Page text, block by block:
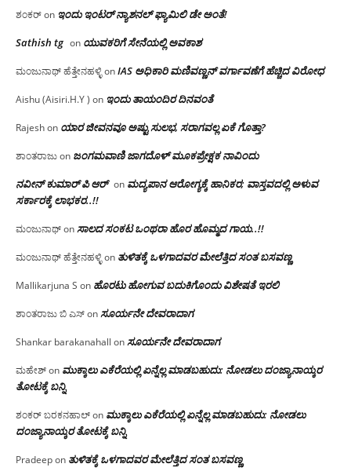
ಶಂಕರ್on ಇಂದು ಇಂಟರ್ ನ್ಯಾಶನಲ್ ಫ್ಯಾಮಿಲಿ ಡೇ ಅಂತೆ!
Sathish tg on ಯುವಕರಿಗೆ ಸೇನೆಯಲ್ಲಿ ಅವಕಾಶ
ಮಂಜುನಾಥ್ ಹೆತ್ತೇನಹಳ್ಳಿonIAS ಅಧಿಕಾರಿ ಮಣಿವಣ್ಣನ್ ವರ್ಗಾವಣೆಗೆ ಹೆಚ್ಚಿದ‌ ವಿರೋಧ
Aishu (Aisiri.H.Y ) on ಇಂದು ತಾಯಂದಿರ ದಿನವಂತೆ
Rajeshon ಯಾರ ಜೀವನವೂ ಅಷ್ಟು ಸುಲಭ, ಸರಾಗವಲ್ಲ ಏಕೆ ಗೊತ್ತಾ?
ಶಾಂತರಾಜುon ಜಂಗಮವಾಣಿ ಜಾಗದೊಳ್ ಮೂಕಪ್ರೇಕ್ಷಕ ನಾವಿಂದು
ನವೀನ್ ಕುಮಾರ್ ಪಿ ಆರ್ on ಮದ್ಯಪಾನ ಆರೋಗ್ಯಕ್ಕೆ ಹಾನಿಕರ; ವಾಸ್ತವದಲ್ಲಿ ಅಳುವ
ಸರ್ಕಾರಕ್ಕೆ ಲಾಭಕರ..!!
ಮಂಜುನಾಥ್onಸಾಲದ ಸಂಕಟ ಒಂಥರಾ ಹೊರ ಹೊಮ್ಮದ ಗಾಯ..!!
ಮಂಜುನಾಥ್ ಹೆತ್ತೇನಹಳ್ಳಿon ತುಳಿತಕ್ಕೆ ಒಳಗಾದವರ ಮೇಲೆತ್ತಿದ ಸಂತ ಬಸವಣ್ಣ
Mallikarjuna S on ಹೊರಟು ಹೋಗುವ ಬದುಕಿಗೊಂದು ವಿಶೇಷತೆ ಇರಲಿ
ಶಾಂತರಾಜು ಬಿ ಎಸ್onಸೂರ್ಯನೇ ದೇವರಾದಾಗ
Shankar barakanahall onಸೂರ್ಯನೇ ದೇವರಾದಾಗ
ಮಹೇಶ್on ಮುಕ್ಕಾಲು ಎಕೆರೆಯಲ್ಲಿ ಏನ್ನೆಲ್ಲ‌ ಮಾಡಬಹುದು: ನೋಡಲು ದಂಜ್ಯಾನಾಯ್ಕರ
ತೋಟಕ್ಕೆ ಬನ್ನಿ
ಶಂಕರ್ ಬರಕನಹಾಲ್on ಮುಕ್ಕಾಲು ಎಕೆರೆಯಲ್ಲಿ ಏನ್ನೆಲ್ಲ‌ ಮಾಡಬಹುದು: ನೋಡಲು
ದಂಜ್ಯಾನಾಯ್ಕರ ತೋಟಕ್ಕೆ ಬನ್ನಿ
Pradeepon ತುಳಿತಕ್ಕೆ ಒಳಗಾದವರ ಮೇಲೆತ್ತಿದ ಸಂತ ಬಸವಣ್ಣ